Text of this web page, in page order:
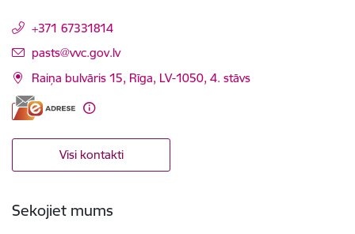
+371 67331814
E-pasts:
pasts@vvc.gov.lv
Raiņa bulvāris 15, Rīga, LV-1050, 4. stāvs
Visi kontakti
Sekojiet mums